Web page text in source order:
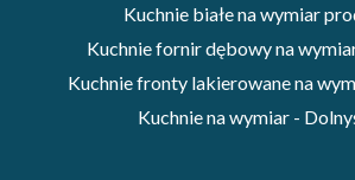
Kuchnie białe na wymiar
Kuchnie fornir dębowy na
Kuchnie fronty lakierowane na
Kuchnie na wymiar -